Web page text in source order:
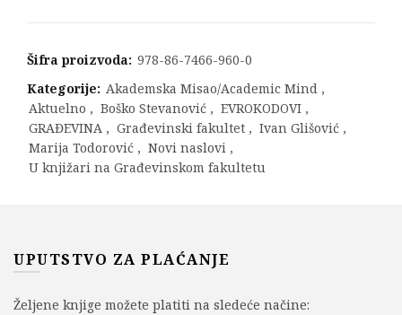
Šifra proizvoda: 978-86-7466-960-0
Kategorije: Akademska Misao/Academic Mind ,
Aktuelno , Boško Stevanović , EVROKODOVI ,
GRAĐEVINA , Građevinski fakultet , Ivan Glišović ,
Marija Todorović , Novi naslovi ,
U knjižari na Građevinskom fakultetu
UPUTSTVO ZA PLAĆANJE
Željene knjige možete platiti na sledeće načine: